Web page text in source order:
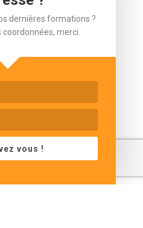
Contacts
dernières formations ?
coordonnées, merci.
vous !